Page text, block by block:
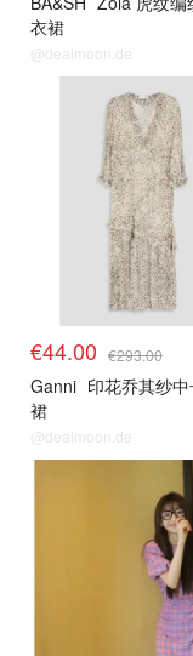
衣裙
@dealmoon.de
€44.00 €293.00
Ganni 印花乔其纱
裙
@dealmoon.de